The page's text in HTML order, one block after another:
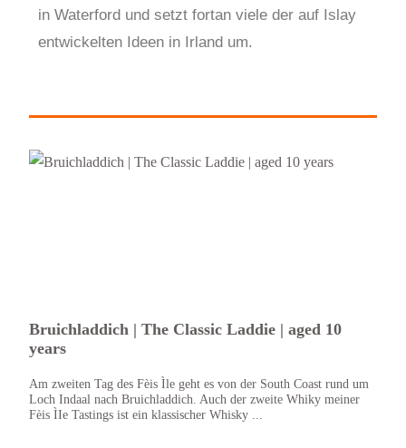
in Waterford und setzt fortan viele der auf Islay
entwickelten Ideen in Irland um.
Bruichladdich | The Classic Laddie | aged 10
years
Am zweiten Tag des Fèis Ìle geht es von der South Coast rund um
Loch Indaal nach Bruichladdich. Auch der zweite Whiky meiner
Fèis ÌIe Tastings ist ein klassischer Whisky ...